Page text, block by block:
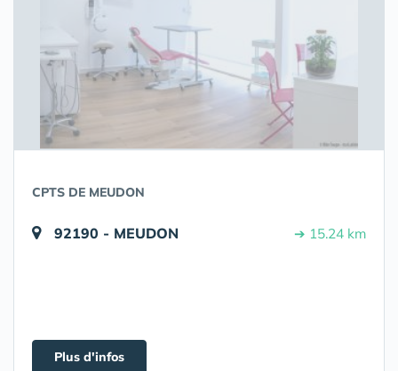
CPTS DE MEUDON
92190 - MEUDON ➔ 15.24 km
Plus d'infos